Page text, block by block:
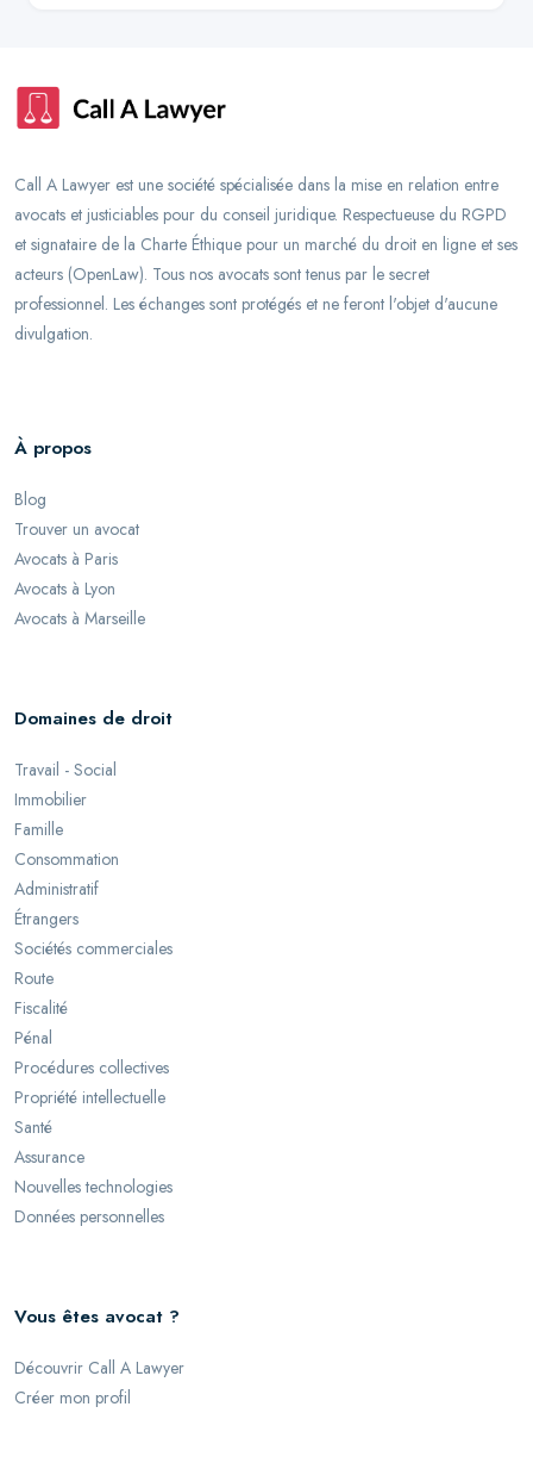
Call A Lawyer est une société spécialisée dans la mise en relation entre
avocats et justiciables pour du conseil juridique. Respectueuse du RGPD
et signataire de la Charte Éthique pour un marché du droit en ligne et ses
acteurs (OpenLaw). Tous nos avocats sont tenus par le secret
professionnel. Les échanges sont protégés et ne feront l'objet d'aucune
divulgation.
À propos
Blog
Trouver un avocat
Avocats à Paris
Avocats à Lyon
Avocats à Marseille
Domaines de droit
Travail - Social
Immobilier
Famille
Consommation
Administratif
Étrangers
Sociétés commerciales
Route
Fiscalité
Pénal
Procédures collectives
Propriété intellectuelle
Santé
Assurance
Nouvelles technologies
Données personnelles
Vous êtes avocat ?
Découvrir Call A Lawyer
Créer mon profil